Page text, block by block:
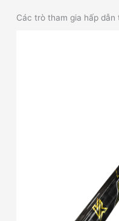
Các trò tham gia hấp